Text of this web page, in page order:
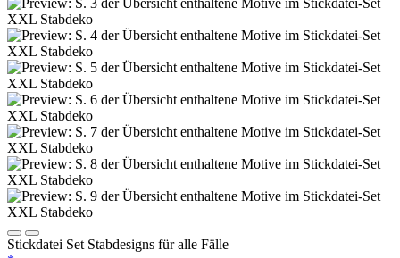
Stickdatei Set Stabdesigns für alle Fälle